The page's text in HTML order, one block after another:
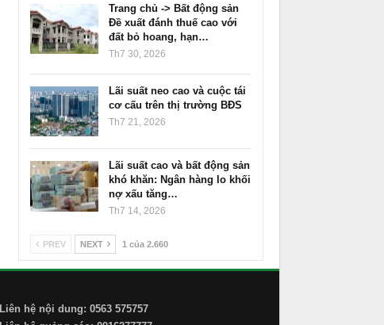
Trang chủ -> Bất động sản
Đề xuất đánh thuế cao với
đất bỏ hoang, hạn…
Th7 30, 2026
Lãi suất neo cao và cuộc tái
cơ cấu trên thị trường BĐS
Th7 21, 2026
Lãi suất cao và bất động sản
khó khăn: Ngân hàng lo khối
nợ xấu tăng…
Th7 14, 2026
PREV NEXT 1 của 2.660
Liên hệ nội dung: 0563 575757